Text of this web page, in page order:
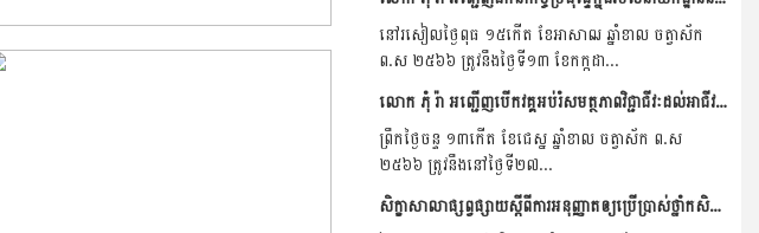
នៅរសៀលថ្ងៃពុធ ១៥កើត ខែអាសាឍ ឆ្នាំខាល ចត្វាស័ក
ព.ស ២៥៦៦ ត្រូវនឹងថ្ងៃទី១៣ ខែកក្កដា...
លោក ភុំ រ៉ា អញ្ជើញបើកវគ្គអប់រំសមត្ថភាពវិជ្ជាជីវៈដល់អាជីវករ ដេប៉ូលក់ដុំ.លក់រាយ ថ្នាំកសិកម្ម និងជីកសិកម្មនៅមន្ទីរកសិកម្ម រុក្ខាប្រមាញ់និងនេសាទខេត្តសៀមរាប ។
ព្រឹកថ្ងៃចន្ទ ១៣កើត ខែជេស្ន ឆ្នាំខាល ចត្វាស័ក ព.ស
២៥៦៦ ត្រូវនឹងនៅថ្ងៃទី២៧...
សិក្ខាសាលាផ្សព្វផ្សាយស្តីពីការអនុញ្ញាតឲ្យប្រើប្រាស់ថ្នាំកសិកម្ម Tricyclazole ឡើងវិញ និងការណែនាំពីរបៀបប្រើប្រាស់ ត្រូវបើកនាទីស្តីការក្រសួង កសិកម្ម រុក្ខាប្រមាញ់ និងនេសាទ...